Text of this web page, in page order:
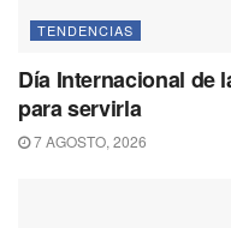
TENDENCIAS
Día Internacional de
para servirla
7 AGOSTO, 2026